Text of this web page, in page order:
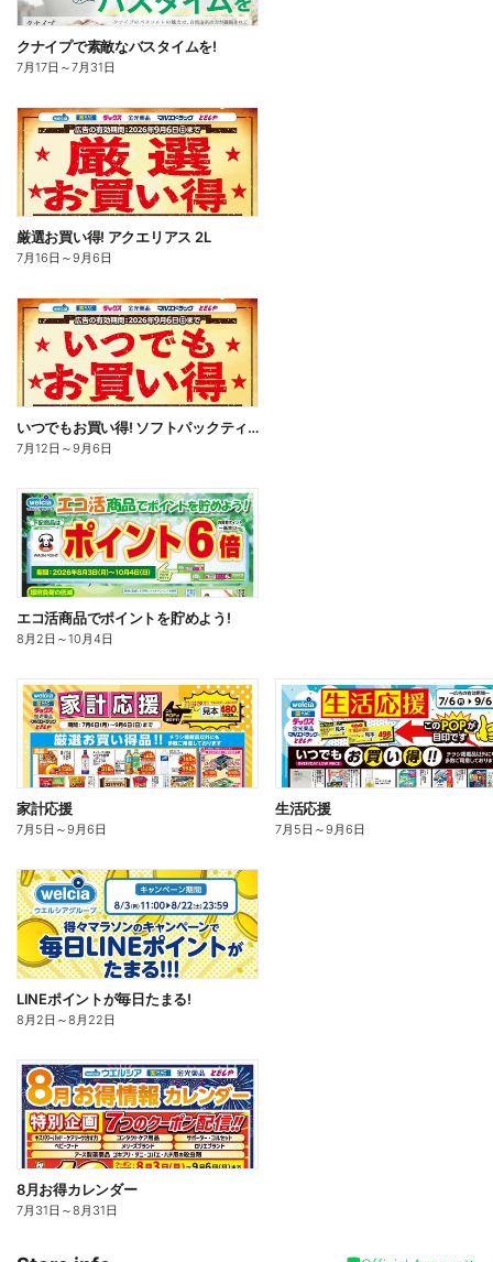
クナイプで素敵なバスタイムを!
7月17日 ～7月31日
厳選お買い得! アクエリアス 2L
7月16日 ～9月6日
いつでもお買い得! ソフトパックティッシュ
7月12日 ～9月6日
エコ活商品でポイントを貯めよう!
8月2日 ～10月4日
家計応援
7月5日 ～9月6日
生活応援
7月5日 ～9月6日
LINEポイントが毎日たまる!
8月2日 ～8月22日
8月お得カレンダー
7月31日 ～8月31日